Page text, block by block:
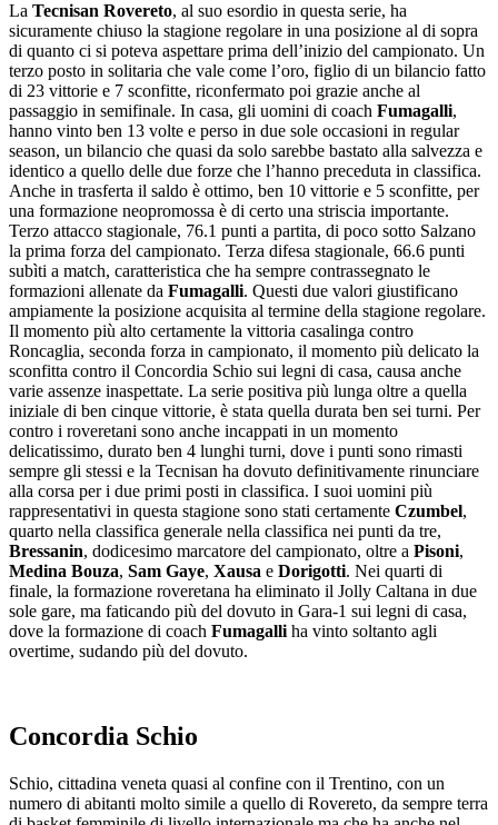
La Tecnisan Rovereto, al suo esordio in questa serie, ha
sicuramente chiuso la stagione regolare in una posizione al di sopra
di quanto ci si poteva aspettare prima dell’inizio del campionato. Un
terzo posto in solitaria che vale come l’oro, figlio di un bilancio fatto
di 23 vittorie e 7 sconfitte, riconfermato poi grazie anche al
passaggio in semifinale. In casa, gli uomini di coach Fumagalli,
hanno vinto ben 13 volte e perso in due sole occasioni in regular
season, un bilancio che quasi da solo sarebbe bastato alla salvezza e
identico a quello delle due forze che l’hanno preceduta in classifica.
Anche in trasferta il saldo è ottimo, ben 10 vittorie e 5 sconfitte, per
una formazione neopromossa è di certo una striscia importante.
Terzo attacco stagionale, 76.1 punti a partita, di poco sotto Salzano
la prima forza del campionato. Terza difesa stagionale, 66.6 punti
subìti a match, caratteristica che ha sempre contrassegnato le
formazioni allenate da Fumagalli. Questi due valori giustificano
ampiamente la posizione acquisita al termine della stagione regolare.
Il momento più alto certamente la vittoria casalinga contro
Roncaglia, seconda forza in campionato, il momento più delicato la
sconfitta contro il Concordia Schio sui legni di casa, causa anche
varie assenze inaspettate. La serie positiva più lunga oltre a quella
iniziale di ben cinque vittorie, è stata quella durata ben sei turni. Per
contro i roveretani sono anche incappati in un momento
delicatissimo, durato ben 4 lunghi turni, dove i punti sono rimasti
sempre gli stessi e la Tecnisan ha dovuto definitivamente rinunciare
alla corsa per i due primi posti in classifica. I suoi uomini più
rappresentativi in questa stagione sono stati certamente Czumbel,
quarto nella classifica generale nella classifica nei punti da tre,
Bressanin, dodicesimo marcatore del campionato, oltre a Pisoni,
Medina Bouza, Sam Gaye, Xausa e Dorigotti. Nei quarti di
finale, la formazione roveretana ha eliminato il Jolly Caltana in due
sole gare, ma faticando più del dovuto in Gara-1 sui legni di casa,
dove la formazione di coach Fumagalliha vinto soltanto agli
overtime, sudando più del dovuto.
Concordia Schio
Schio, cittadina veneta quasi al confine con il Trentino, con un
numero di abitanti molto simile a quello di Rovereto, da sempre terra